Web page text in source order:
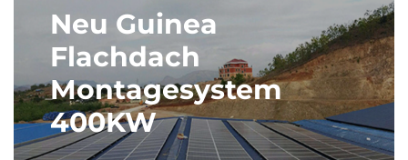
Neu Guinea
Flachdach
Montagesystem
400KW